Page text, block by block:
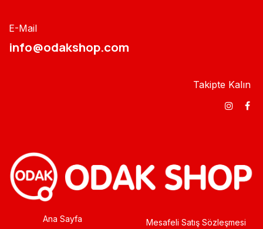
E-Mail
info@odakshop.com​
Takipte Kalın
Ana Sayfa Mesafeli Satış Sözleşmesi